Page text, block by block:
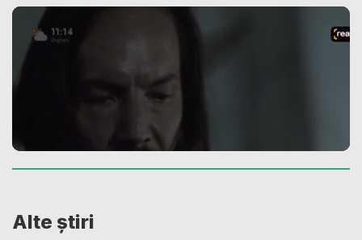
Alte știri